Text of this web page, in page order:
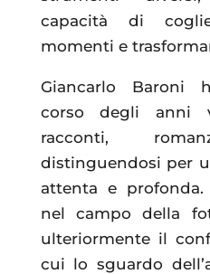
capacità di
momenti e
Giancarlo Baroni
corso degli anni
racconti,
distinguendosi per
attenta e profonda.
nel campo della
ulteriormente il
cui lo sguardo